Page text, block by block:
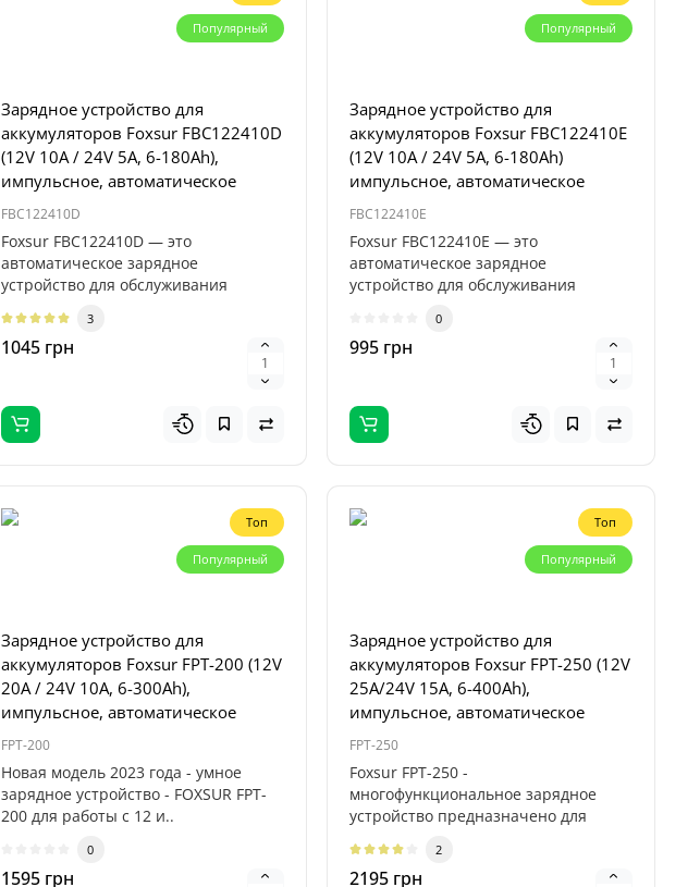
Популярный
Зарядное устройство для
аккумуляторов Foxsur FBC122410D
(12V 10A / 24V 5A, 6-180Ah),
импульсное, автоматическое
FBC122410D
Foxsur FBC122410D — это
автоматическое зарядное
устройство для обслуживания
3
1045 грн
Популярный
Зарядное устройство для
аккумуляторов Foxsur FBC122410E
(12V 10A / 24V 5A, 6-180Ah)
импульсное, автоматическое
FBC122410E
Foxsur FBC122410E — это
автоматическое зарядное
устройство для обслуживания
0
995 грн
Топ
Популярный
Зарядное устройство для
аккумуляторов Foxsur FPT-200 (12V
20A / 24V 10A, 6-300Ah),
импульсное, автоматическое
FPT-200
Новая модель 2023 года - умное
зарядное устройство - FOXSUR FPT-
200 для работы с 12 и..
0
1595 грн
Топ
Популярный
Зарядное устройство для
аккумуляторов Foxsur FPT-250 (12V
25A/24V 15A, 6-400Ah),
импульсное, автоматическое
FPT-250
Foxsur FPT-250 -
многофункциональное зарядное
устройство предназначено для
2
2195 грн